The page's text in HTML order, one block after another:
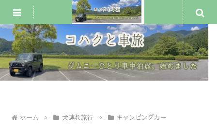
ジムニー車中泊・一人旅 犬連れ旅行 車中泊スポット
ホーム 犬連れ旅行 キャンピングカー